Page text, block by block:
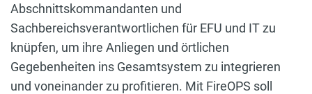
Abschnittskommandanten und
Sachbereichsverantwortlichen für EFU und IT zu
knüpfen, um ihre Anliegen und örtlichen
Gegebenheiten ins Gesamtsystem zu integrieren
und voneinander zu profitieren. Mit FireOPS soll